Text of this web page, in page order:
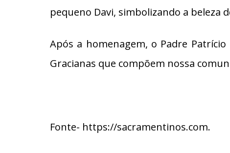
pequeno Davi, simbolizando a beleza
​Após a homenagem, o Padre
Gracianas que compõem nossa
Fonte- https://sacramentinos.com.